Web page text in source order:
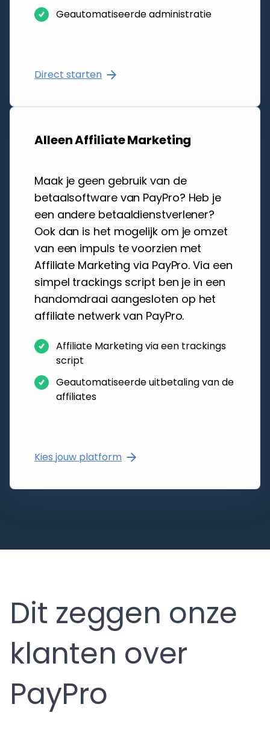
Geautomatiseerde administratie
Direct starten
Alleen Affiliate Marketing
Maak je geen gebruik van de
betaalsoftware van PayPro? Heb je
een andere betaaldienstverlener?
Ook dan is het mogelijk om je omzet
van een impuls te voorzien met
Affiliate Marketing via PayPro. Via een
simpel trackings script ben je in een
handomdraai aangesloten op het
affiliate netwerk van PayPro.
Affiliate Marketing via een trackings
script
Geautomatiseerde uitbetaling van de
affiliates
Kies jouw platform
Dit zeggen onze
klanten over
PayPro